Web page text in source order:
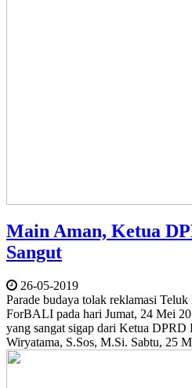
Main Aman, Ketua
Sangut
26-05-2019
Parade budaya tolak reklamasi
ForBALI pada hari Jumat, 24 Mei
yang sangat sigap dari Ketua
Wiryatama, S.Sos, M.Si. Sabtu, 25